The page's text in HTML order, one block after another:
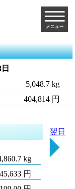
メニュー
5,048.7 kg
404,814 円
kg
円
翌日